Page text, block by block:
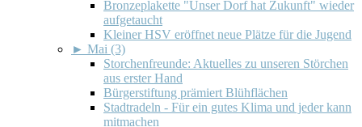
Bronzeplakette "Unser Dorf hat Zukunft" wieder
aufgetaucht
Kleiner HSV eröffnet neue Plätze für die Jugend
► Mai (3)
Storchenfreunde: Aktuelles zu unseren Störchen
aus erster Hand
Bürgerstiftung prämiert Blühflächen
Stadtradeln - Für ein gutes Klima und jeder kann
mitmachen